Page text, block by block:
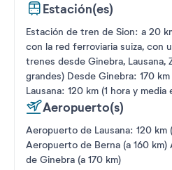
Estación(es)
Estación de tren de Sion: a 20
con la red ferroviaria suiza, con
trenes desde Ginebra, Lausana,
grandes) Desde Ginebra: 170
Lausana: 120 km (1 hora y
Aeropuerto(s)
Aeropuerto de Lausana: 120 km
Aeropuerto de Berna (a 160
de Ginebra (a 170 km)